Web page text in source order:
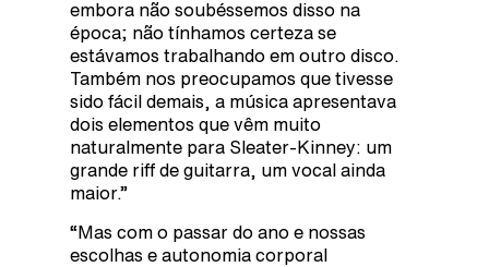
embora não soubéssemos disso na
época; não tínhamos certeza se
estávamos trabalhando em outro disco.
Também nos preocupamos que tivesse
sido fácil demais, a música apresentava
dois elementos que vêm muito
naturalmente para Sleater-Kinney: um
grande riff de guitarra, um vocal ainda
maior.”
“Mas com o passar do ano e nossas
escolhas e autonomia corporal